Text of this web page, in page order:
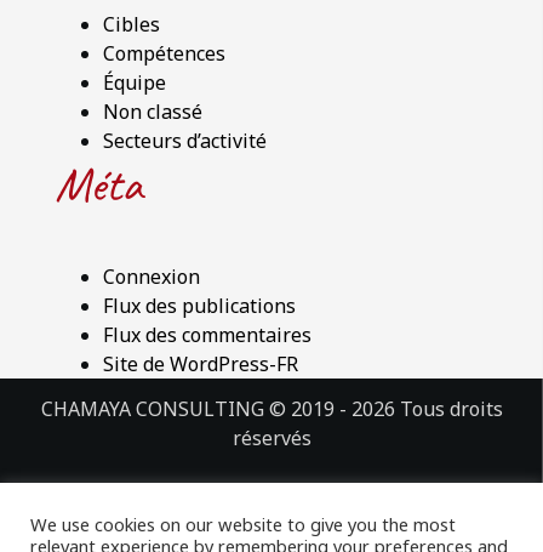
Cibles
Compétences
Équipe
Non classé
Secteurs d’activité
Méta
Connexion
Flux des publications
Flux des commentaires
Site de WordPress-FR
CHAMAYA CONSULTING © 2019 - 2026 Tous droits
réservés
Design by mr
We use cookies on our website to give you the most
relevant experience by remembering your preferences and